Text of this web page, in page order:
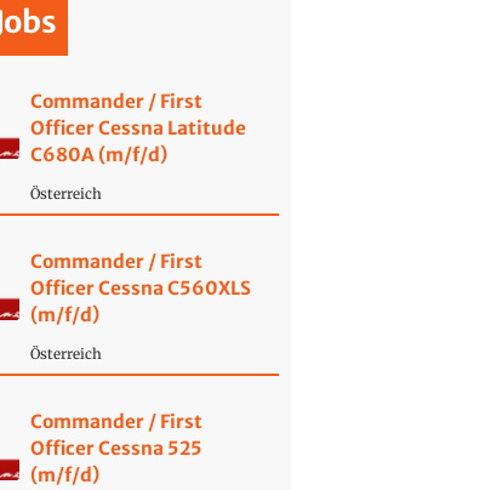
Commander / First
Officer Cessna Latitude
C680A (m/f/d)
Österreich
Commander / First
Officer Cessna C560XLS
(m/f/d)
Österreich
Commander / First
Officer Cessna 525
(m/f/d)